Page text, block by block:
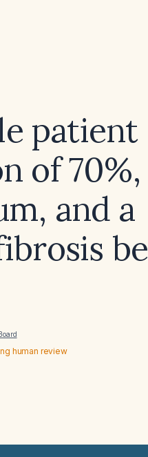
patient
of 70%,
and a
be
human review